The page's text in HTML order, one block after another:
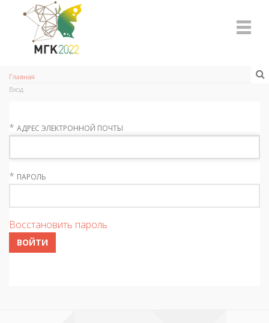
Главная
Вход
* АДРЕС ЭЛЕКТРОННОЙ ПОЧТЫ
* ПАРОЛЬ
Восстановить пароль
ВОЙТИ